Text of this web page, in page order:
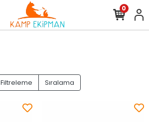
0
Filtreleme Sıralama